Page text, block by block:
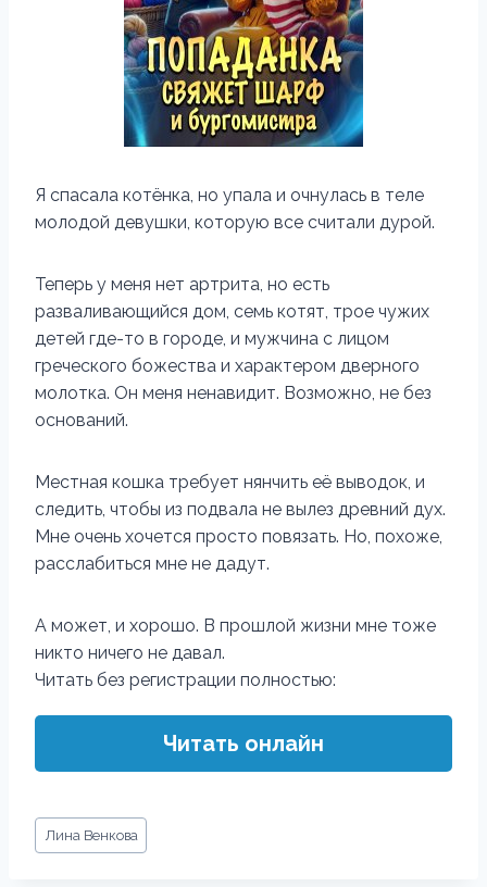
Я спасала котёнка, но упала и очнулась в теле
молодой девушки, которую все считали дурой.
Теперь у меня нет артрита, но есть
разваливающийся дом, семь котят, трое чужих
детей где-то в городе, и мужчина с лицом
греческого божества и характером дверного
молотка. Он меня ненавидит. Возможно, не без
оснований.
Местная кошка требует нянчить её выводок, и
следить, чтобы из подвала не вылез древний дух.
Мне очень хочется просто повязать. Но, похоже,
расслабиться мне не дадут.
А может, и хорошо. В прошлой жизни мне тоже
никто ничего не давал.
Читать без регистрации полностью:
Читать онлайн
Метки
записи:
Лина Венкова